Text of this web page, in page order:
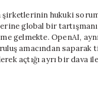
şirketlerinin hukuki
global bir
gelmekte. OpenAI,
amacından
açtığı ayrı bir dava